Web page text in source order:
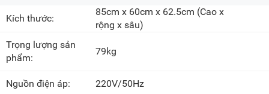
Kích thước:
85cm x 60cm x 62.5cm (Cao x
rộng x sâu)
Trọng lượng sản
phẩm:
79kg
Nguồn điện áp: 220V/50Hz